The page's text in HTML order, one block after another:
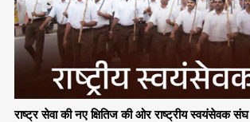
राष्ट्र सेवा की नए क्षितिज की ओर राष्ट्रीय स्वयंसेवक संघ